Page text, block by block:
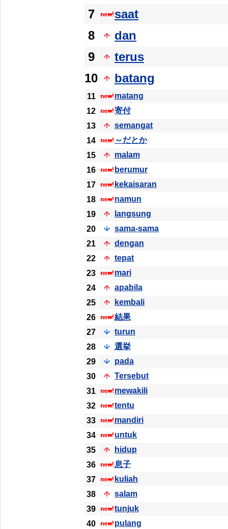
7
saat
8
dan
9
terus
10
batang
11
matang
12
寄付
13
semangat
14
～だとか
15
malam
16
berumur
17
kekaisaran
18
namun
19
langsung
20
sama-sama
21
dengan
22
tepat
23
mari
24
apabila
25
kembali
26
結果
27
turun
28
選挙
29
pada
30
Tersebut
31
mewakili
32
tentu
33
mandiri
34
untuk
35
hidup
36
息子
37
kuliah
38
salam
39
tunjuk
40
pulang